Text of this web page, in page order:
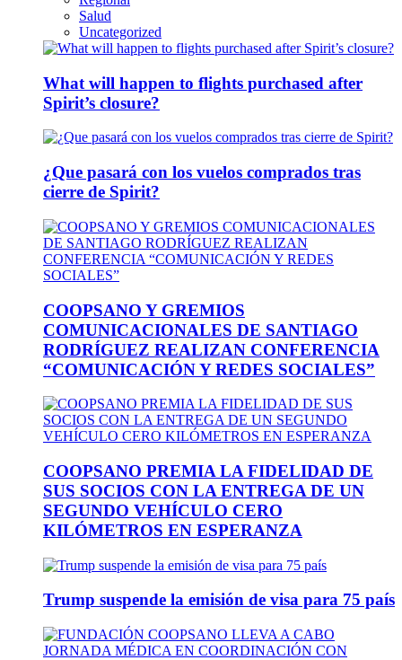
Salud
Uncategorized
What will happen to flights purchased after
Spirit’s closure?
¿Que pasará con los vuelos comprados tras
cierre de Spirit?
COOPSANO Y GREMIOS
COMUNICACIONALES DE SANTIAGO
RODRÍGUEZ REALIZAN CONFERENCIA
“COMUNICACIÓN Y REDES SOCIALES”
COOPSANO PREMIA LA FIDELIDAD DE
SUS SOCIOS CON LA ENTREGA DE UN
SEGUNDO VEHÍCULO CERO
KILÓMETROS EN ESPERANZA
Trump suspende la emisión de visa para 75 país